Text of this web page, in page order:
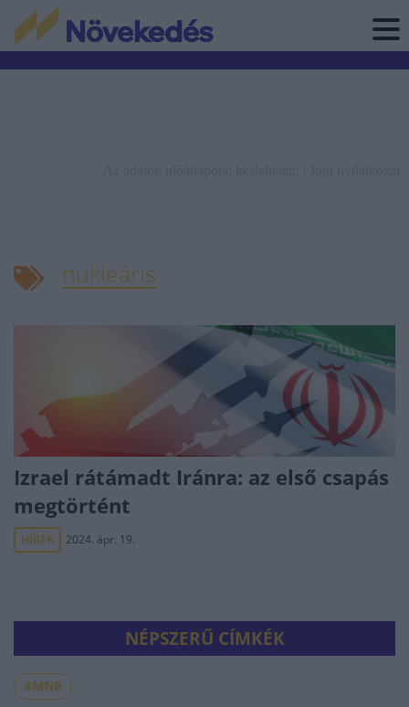
nukleáris
Izrael rátámadt Iránra: az első csapás
megtörtént
HÍREK 2024. ápr. 19.
NÉPSZERŰ CÍMKÉK
#MNB